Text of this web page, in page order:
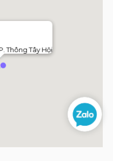
Thông Tây Hội